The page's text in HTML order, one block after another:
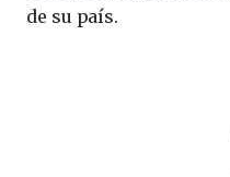
de su país.